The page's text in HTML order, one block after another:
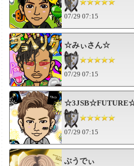
07/29 07:15
☆みぃさん☆
07/29 07:15
07/29 07:15
ぶうでぃ